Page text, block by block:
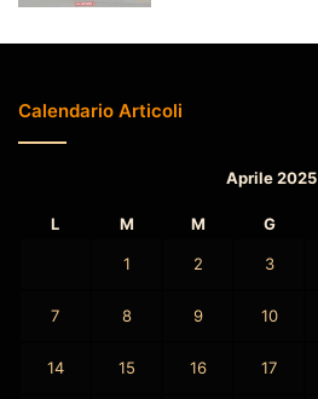
Calendario Articoli
Aprile 2025
L M M G
1 2 3
7 8 9 10
14 15 16 17